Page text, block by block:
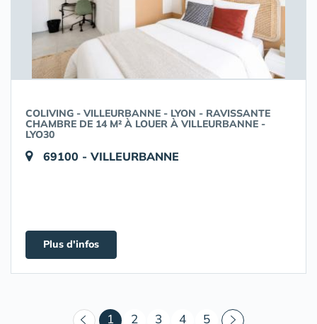
COLIVING - VILLEURBANNE - LYON - RAVISSANTE
CHAMBRE DE 14 M² À LOUER À VILLEURBANNE -
LYO30
69100 - VILLEURBANNE
Plus d'infos
1 (courant)
2 3 4 5